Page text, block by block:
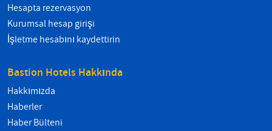
Hesapta rezervasyon
Kurumsal hesap girişi
İşletme hesabını kaydettirin
Bastion Hotels Hakkında
Hakkımızda
Haberler
Haber Bülteni